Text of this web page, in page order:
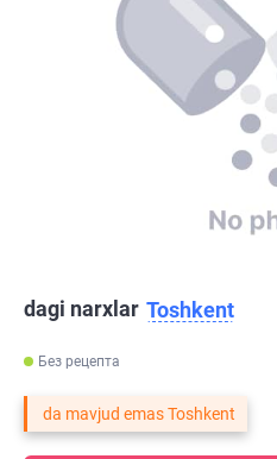
dagi narxlar Toshkent
Без рецепта
da mavjud emas Toshkent